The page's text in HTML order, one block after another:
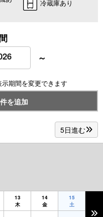
冷蔵庫あり
～
期間を変更できます
を追加
5日進む
13
木
14
金
15
土